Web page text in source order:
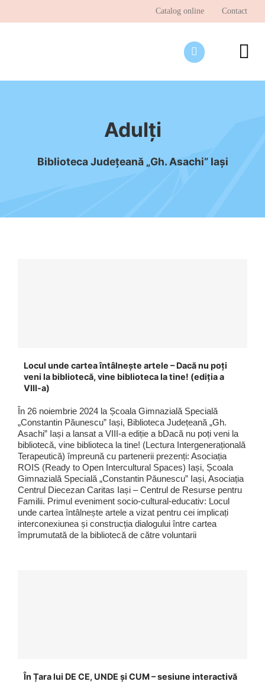
Catalog online Contact
Adulți
Biblioteca Judeţeană „Gh. Asachi” Iaşi
Locul unde cartea întâlnește artele – Dacă nu poți
veni la bibliotecă, vine biblioteca la tine! (ediția a
VIII-a)
În 26 noiembrie 2024 la Școala Gimnazială Specială
„Constantin Păunescu” Iași, Biblioteca Județeană „Gh.
Asachi” Iași a lansat a VIII-a ediție a bDacă nu poți veni la
bibliotecă, vine biblioteca la tine! (Lectura Intergenerațională
Terapeutică) împreună cu partenerii prezenți: Asociația
ROIS (Ready to Open Intercultural Spaces) Iași, Școala
Gimnazială Specială „Constantin Păunescu” Iași, Asociația
Centrul Diecezan Caritas Iași – Centrul de Resurse pentru
Familii. Primul eveniment socio-cultural-educativ: Locul
unde cartea întâlnește artele a vizat pentru cei implicați
interconexiunea și construcția dialogului între cartea
împrumutată de la bibliotecă de către voluntarii
În Țara lui DE CE, UNDE și CUM – sesiune interactivă